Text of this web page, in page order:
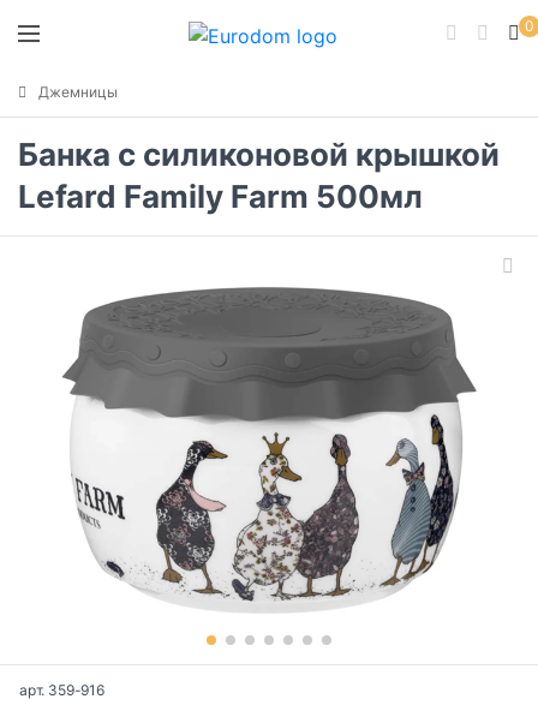
0
Джемницы
Банка с силиконовой крышкой
Lefard Family Farm 500мл
арт. 359-916